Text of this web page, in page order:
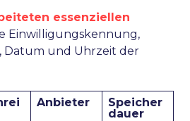
essenziellen
Einwilligungskennung,
Datum und Uhrzeit der
Anbieter
Speicher
dauer